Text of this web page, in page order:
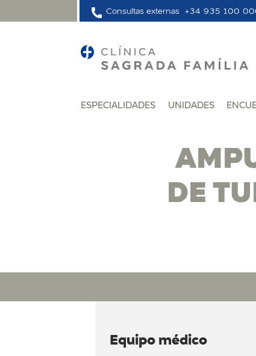
Consultas externas +34 935 100
ESPECIALIDADES UNIDADES
DE
Equipo médico